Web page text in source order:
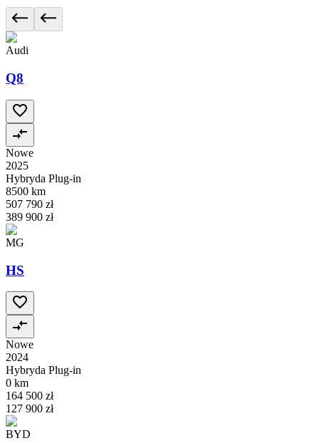
Audi
Q8
Nowe
2025
Hybryda Plug-in
8500 km
507 790 zł
389 900 zł
MG
HS
Nowe
2024
Hybryda Plug-in
0 km
164 500 zł
127 900 zł
BYD